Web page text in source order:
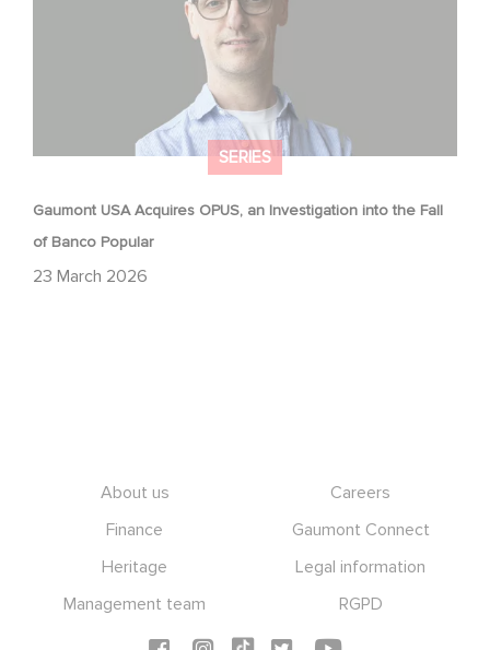
SERIES
Gaumont USA Acquires OPUS, an Investigation into the Fall
of Banco Popular
23 March 2026
About us
Careers
Finance
Gaumont Connect
Heritage
Legal information
Management team
RGPD
Social icons